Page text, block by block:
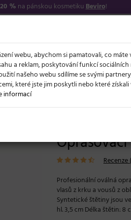
% na pánskou kosmetikuBeviro!
AKCE
Recenze (
Profesionální oválná
vlasů z krku a vousů z
Syntetické štětiny jsou
hl. 3,5 cm Délka štětin: 8
webu, abychom si pamatovali, co máte
a reklam, poskytování funkcí
našeho webu sdílíme se svými
které jste jim poskytli nebo které
informací